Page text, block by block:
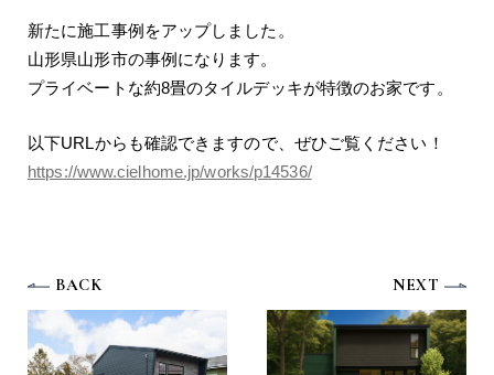
新たに施工事例をアップしました。
山形県山形市の事例になります。
プライベートな約8畳のタイルデッキが特徴のお家です。
以下URLからも確認できますので、ぜひご覧ください！
https://www.cielhome.jp/works/p14536/
BACK NEXT